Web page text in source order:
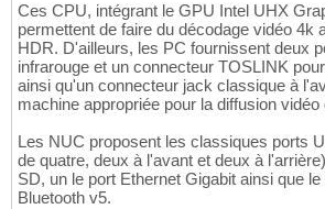
Ces CPU, intégrant le GPU Intel UHX
permettent de faire du décodage vidéo 4k
HDR. D'ailleurs, les PC fournissent deux
infrarouge et un connecteur TOSLINK
ainsi qu'un connecteur jack classique à
machine appropriée pour la diffusion vidéo
Les NUC proposent les classiques ports
de quatre, deux à l'avant et deux à
SD, un le port Ethernet Gigabit ainsi que
Bluetooth v5.